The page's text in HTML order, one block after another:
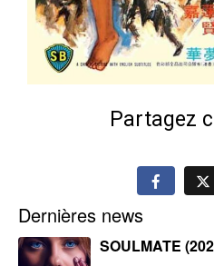
Partagez
Dernières news
SOULMATE